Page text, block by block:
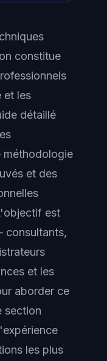
constitue
et les
détaillé
méthodologie
et des
est
consultants,
et les
aborder ce
section
les plus